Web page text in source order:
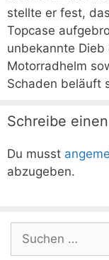
stellte er fest,
Topcase
unbekannte
Motorradhelm
Schaden beläuft
Schreibe
Du musst
abzugeben.
nach: